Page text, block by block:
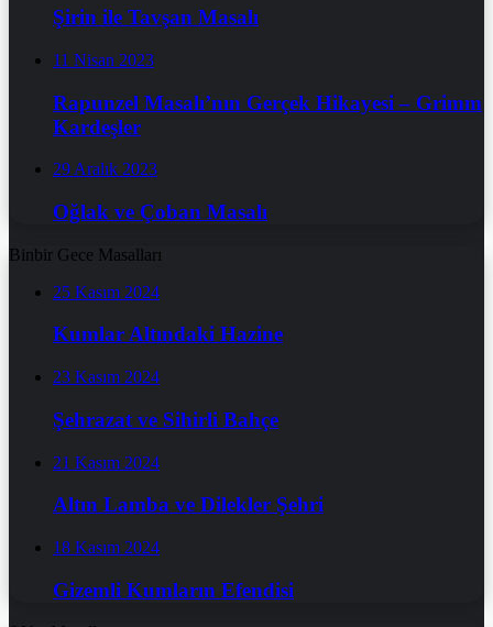
Şirin ile Tavşan Masalı
11 Nisan 2023
Rapunzel Masalı’nın Gerçek Hikayesi – Grimm
Kardeşler
29 Aralık 2023
Oğlak ve Çoban Masalı
Binbir Gece Masalları
25 Kasım 2024
Kumlar Altındaki Hazine
23 Kasım 2024
Şehrazat ve Sihirli Bahçe
21 Kasım 2024
Altın Lamba ve Dilekler Şehri
18 Kasım 2024
Gizemli Kumların Efendisi